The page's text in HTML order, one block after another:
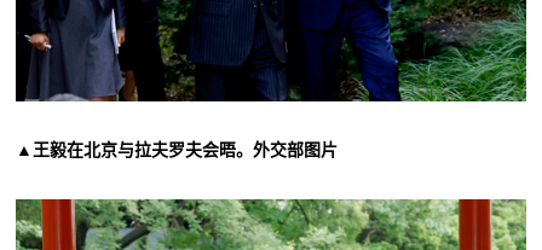
▲王毅在北京与拉夫罗夫会晤。外交部图片